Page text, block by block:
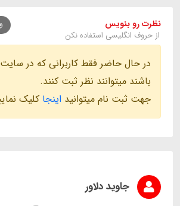
نظرت رو بنویس
از حروف انگلیسی استفاده نکن
در حال حاضر فقط کاربرانی که در
باشند میتوانند نظر ثبت کنند.
جهت ثبت نام میتوانید اینجا کلیک
جاوید دلاور